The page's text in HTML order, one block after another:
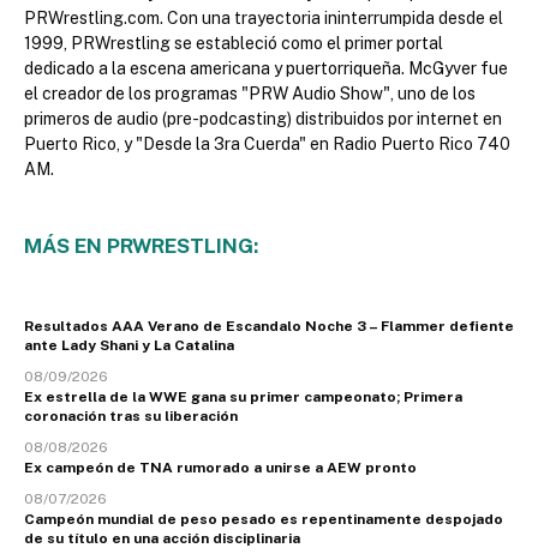
PRWrestling.com. Con una trayectoria ininterrumpida desde el
1999, PRWrestling se estableció como el primer portal
dedicado a la escena americana y puertorriqueña. McGyver fue
el creador de los programas "PRW Audio Show", uno de los
primeros de audio (pre-podcasting) distribuidos por internet en
Puerto Rico, y "Desde la 3ra Cuerda" en Radio Puerto Rico 740
AM.
MÁS EN PRWRESTLING:
Resultados AAA Verano de Escandalo Noche 3 – Flammer defiente
ante Lady Shani y La Catalina
08/09/2026
Ex estrella de la WWE gana su primer campeonato; Primera
coronación tras su liberación
08/08/2026
Ex campeón de TNA rumorado a unirse a AEW pronto
08/07/2026
Campeón mundial de peso pesado es repentinamente despojado
de su título en una acción disciplinaria